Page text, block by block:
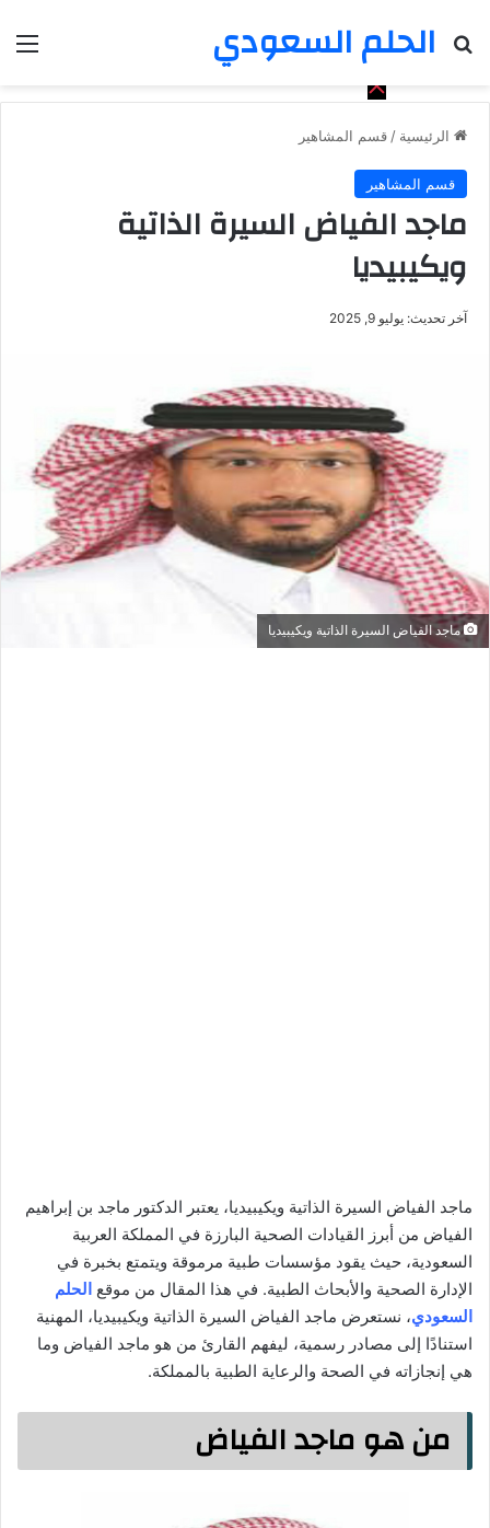
الحلم السعودي
بحث عن
الرئيسية / قسم المشاهير
قسم المشاهير
ماجد الفياض السيرة الذاتية
ويكيبيديا
آخر تحديث: يوليو 9, 2025
ماجد الفياض السيرة الذاتية ويكيبيديا
ماجد الفياض السيرة الذاتية ويكيبيديا، يعتبر الدكتور ماجد بن إبراهيم
الفياض من أبرز القيادات الصحية البارزة في المملكة العربية
السعودية، حيث يقود مؤسسات طبية مرموقة ويتمتع بخبرة في
الإدارة الصحية والأبحاث الطبية. في هذا المقال من موقع الحلم
السعودي، نستعرض ماجد الفياض السيرة الذاتية ويكيبيديا، المهنية
استنادًا إلى مصادر رسمية، ليفهم القارئ من هو ماجد الفياض وما
هي إنجازاته في الصحة والرعاية الطبية بالمملكة.
من هو ماجد الفياض